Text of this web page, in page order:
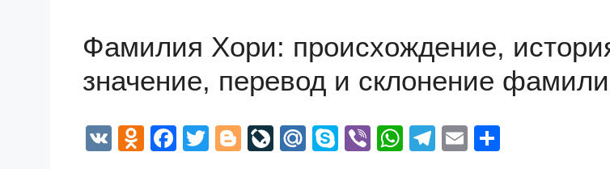
Фамилия Хори: происхождение,
значение, перевод и склонение
V
O
F
T
Bl
Li
M
S
Vi
W
T
E